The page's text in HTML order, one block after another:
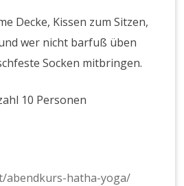
Decke, Kissen zum Sitzen,
wer nicht barfuß üben
Socken mitbringen.
10 Personen
abendkurs-hatha-yoga/